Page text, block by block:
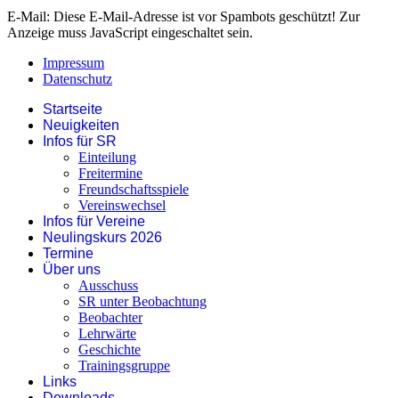
E-Mail: Diese E-Mail-Adresse ist vor Spambots geschützt! Zur
Anzeige muss JavaScript eingeschaltet sein.
Impressum
Datenschutz
Startseite
Neuigkeiten
Infos für SR
Einteilung
Freitermine
Freundschaftsspiele
Vereinswechsel
Infos für Vereine
Neulingskurs 2026
Termine
Über uns
Ausschuss
SR unter Beobachtung
Beobachter
Lehrwärte
Geschichte
Trainingsgruppe
Links